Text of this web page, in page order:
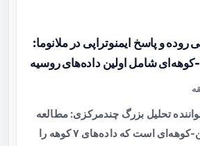
روده و پاسخ ایمنوتراپی در ملانوما:
شامل اولین داده‌های روسیه
تحلیل بزرگ چندمرکزی: مطالعه
یک تحلیل عرضی بین-کوهه‌ای است که داده‌های ۷ کوهه را